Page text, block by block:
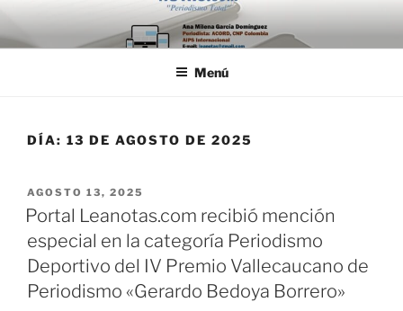
Saltar
al
contenido
Menú
DÍA: 13 DE AGOSTO DE 2025
PUBLICADO
EL
AGOSTO 13, 2025
Portal Leanotas.com recibió mención
especial en la categoría Periodismo
Deportivo del IV Premio Vallecaucano de
Periodismo «Gerardo Bedoya Borrero»